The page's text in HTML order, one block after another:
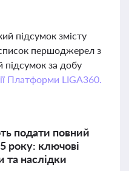
підсумок змісту
першоджерел з
за добу
Платформи LIGA360.
подати повний
року: ключові
та наслідки